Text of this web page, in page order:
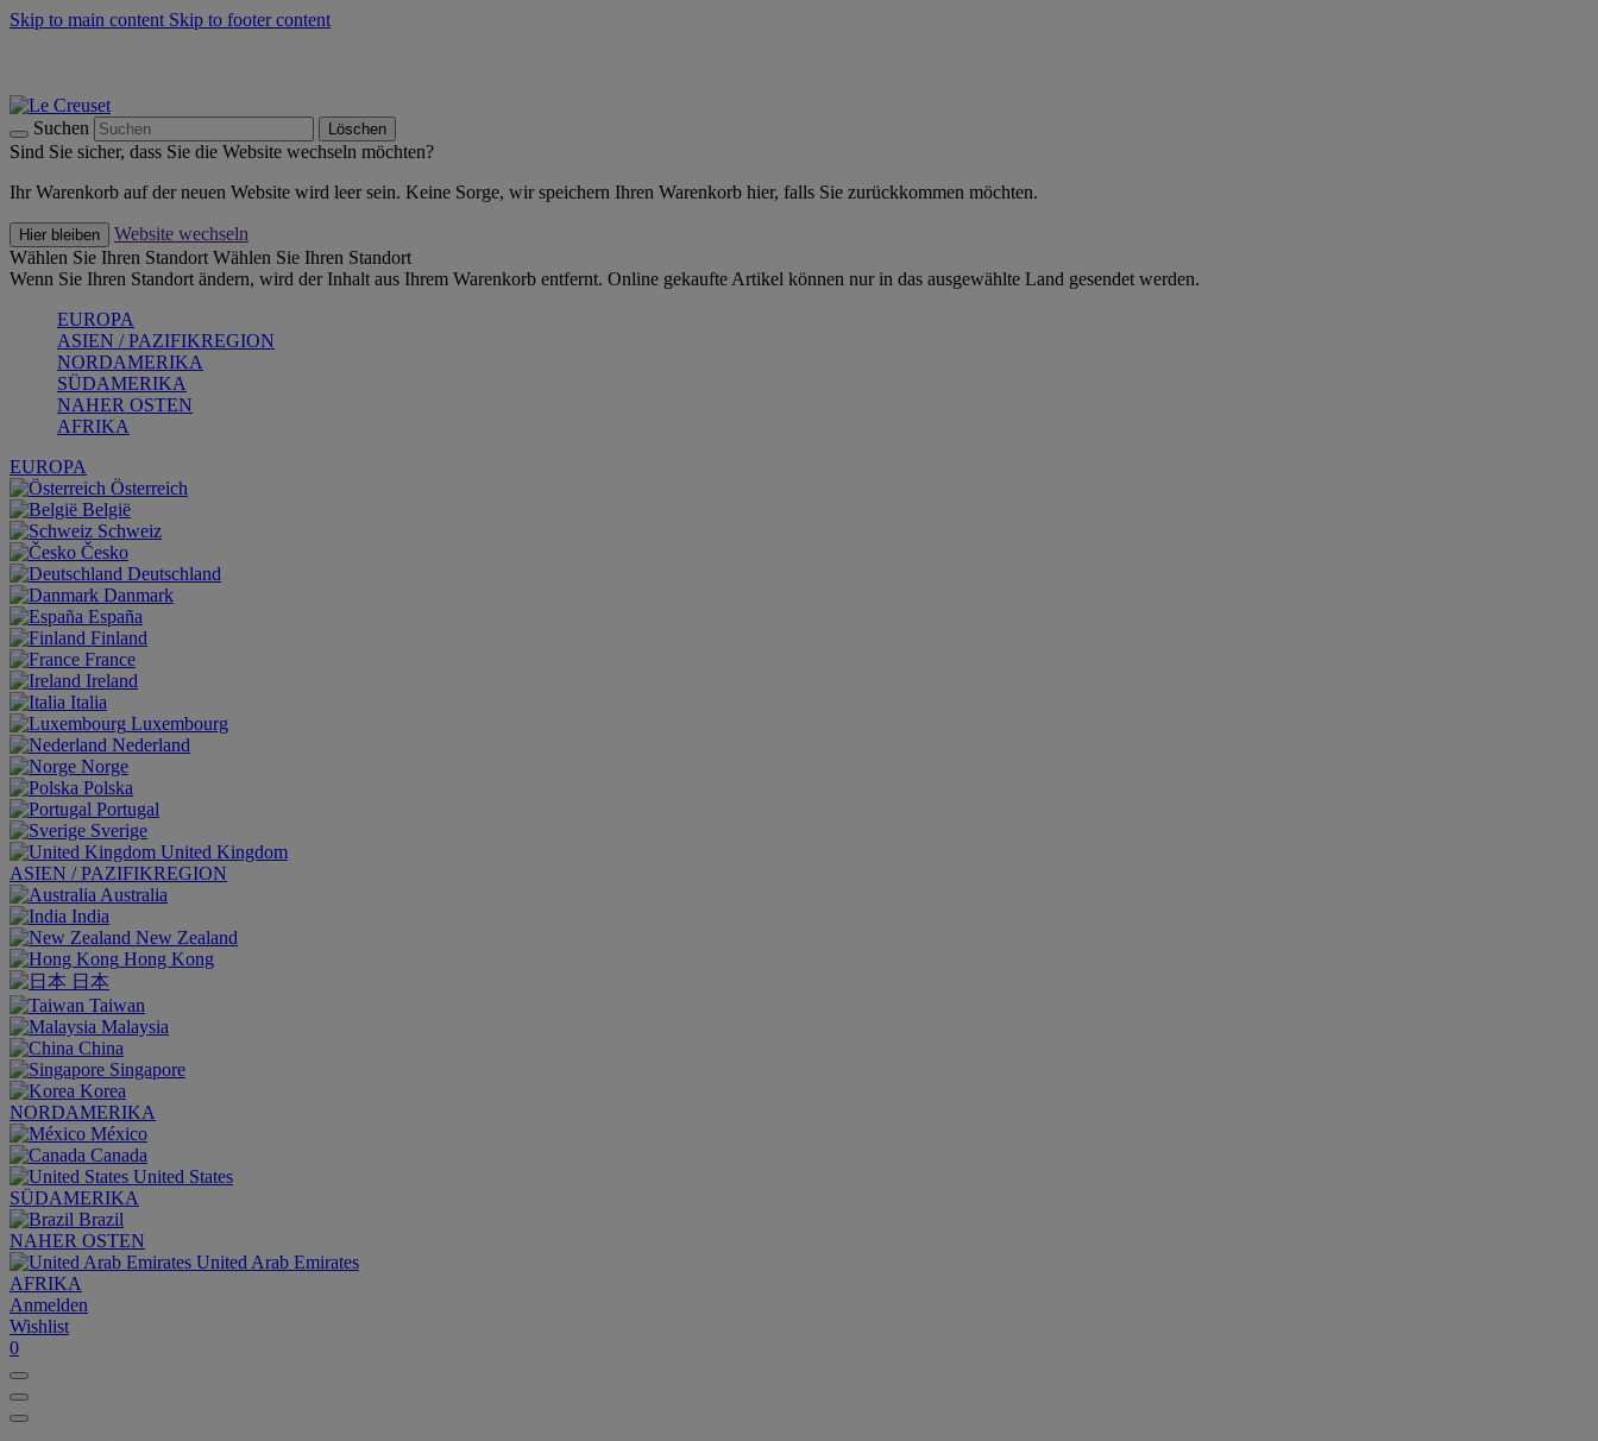
Skip to main content Skip to footer content
Suchen Löschen
Sind Sie sicher, dass Sie die Website wechseln möchten?
Ihr Warenkorb auf der neuen Website wird leer sein. Keine Sorge, wir speichern Ihren Warenkorb hier, falls Sie zurückkommen möchten.
Hier bleiben
Website wechseln
Wählen Sie Ihren Standort Wählen Sie Ihren Standort
Wenn Sie Ihren Standort ändern, wird der Inhalt aus Ihrem Warenkorb entfernt. Online gekaufte Artikel können nur in das ausgewählte Land gesendet werden.
EUROPA
ASIEN / PAZIFIKREGION
NORDAMERIKA
SÜDAMERIKA
NAHER OSTEN
AFRIKA
EUROPA
Österreich
België
Schweiz
Česko
Deutschland
Danmark
España
Finland
France
Ireland
Italia
Luxembourg
Nederland
Norge
Polska
Portugal
Sverige
United Kingdom
ASIEN / PAZIFIKREGION
Australia
India
New Zealand
Hong Kong
日本
Taiwan
Malaysia
China
Singapore
Korea
NORDAMERIKA
México
Canada
United States
SÜDAMERIKA
Brazil
NAHER OSTEN
United Arab Emirates
AFRIKA
Anmelden
Wishlist
0